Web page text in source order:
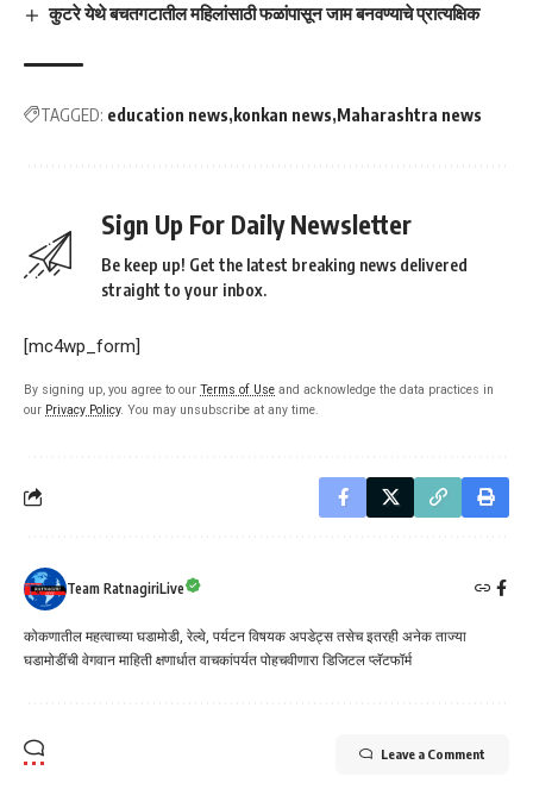
कुटरे येथे बचतगटातील महिलांसाठी फळांपासून जाम बनवण्याचे प्रात्यक्षिक
TAGGED: education news konkan news Maharashtra news
Sign Up For Daily Newsletter
Be keep up! Get the latest breaking news delivered
straight to your inbox.
[mc4wp_form]
By signing up, you agree to our Terms of Use and acknowledge the data practices in
our Privacy Policy. You may unsubscribe at any time.
Team RatnagiriLive
कोकणातील महत्वाच्या घडामोडी, रेल्वे, पर्यटन विषयक अपडेट्स तसेच इतरही अनेक ताज्या
घडामोडींची वेगवान माहिती क्षणार्धात वाचकांपर्यत पोहचवीणारा डिजिटल प्लॅटफॉर्म
Leave a Comment